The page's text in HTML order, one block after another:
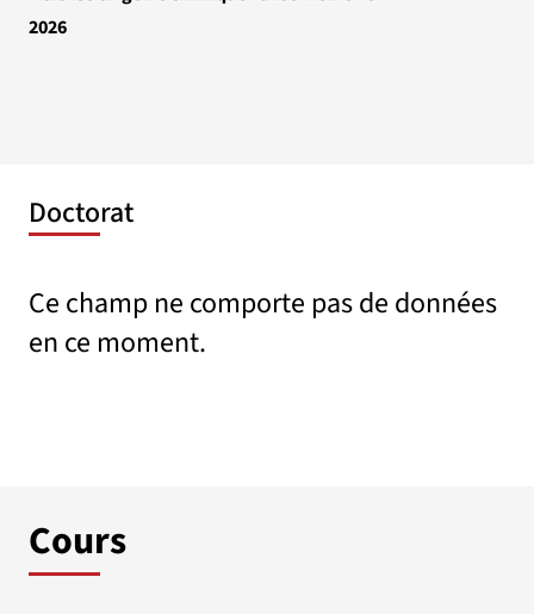
2026
Doctorat
Ce champ ne comporte pas de données
en ce moment.
Cours